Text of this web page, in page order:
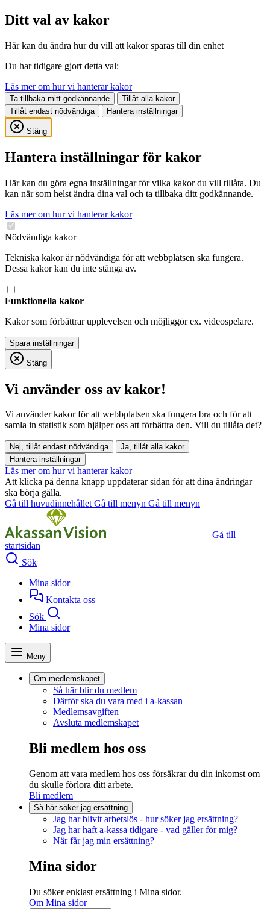
Ditt val av kakor
Här kan du ändra hur du vill att kakor sparas till din enhet
Du har tidigare gjort detta val:
Läs mer om hur vi hanterar kakor
Ta tillbaka mitt godkännande
Tillåt alla kakor
Tillåt endast nödvändiga
Hantera inställningar
Stäng
Hantera inställningar för kakor
Här kan du göra egna inställningar för vilka kakor du vill tillåta. Du
kan när som helst ändra dina val och ta tillbaka ditt godkännande.
Läs mer om hur vi hanterar kakor
Nödvändiga kakor
Tekniska kakor är nödvändiga för att webbplatsen ska fungera.
Dessa kakor kan du inte stänga av.
Funktionella kakor
Kakor som förbättrar upplevelsen och möjliggör ex. videospelare.
Stäng
Vi använder oss av kakor!
Vi använder kakor för att webbplatsen ska fungera bra och för att
samla in statistik som hjälper oss att förbättra den. Vill du tillåta det?
Nej, tillåt endast nödvändiga
Ja, tillåt alla kakor
Hantera inställningar
Läs mer om hur vi hanterar kakor
Att klicka på denna knapp uppdaterar sidan för att dina ändringar
ska börja gälla.
Gå till huvudinnehålletGå till menyn Gå till menyn
Gå till
startsidan
Sök
Mina sidor
Kontakta oss
Sök
Mina sidor
Meny
Om medlemskapet
Så här blir du medlem
Därför ska du vara med i a-kassan
Medlemsavgiften
Avsluta medlemskapet
Bli medlem hos oss
Genom att vara medlem hos oss försäkrar du din inkomst om
du skulle förlora ditt arbete.
Bli medlem
Så här söker jag ersättning
Jag har blivit arbetslös - hur söker jag ersättning?
Jag har haft a-kassa tidigare - vad gäller för mig?
När får jag min ersättning?
Mina sidor
Du söker enklast ersättning i Mina sidor.
Om Mina sidor